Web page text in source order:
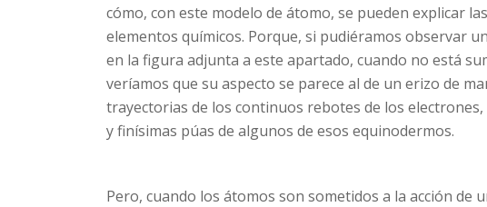
cómo, con este modelo de átomo, se pueden explicar
elementos químicos. Porque, si pudiéramos observar
en la figura adjunta a este apartado, cuando no está
veríamos que su aspecto se parece al de un erizo de
trayectorias de los continuos rebotes de los
y finísimas púas de algunos de esos equinodermos.
Pero, cuando los átomos son sometidos a la acción de